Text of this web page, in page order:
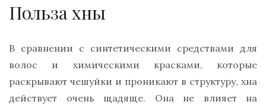
Польза хны
В сравнении с синтетическими средствами для
волос и химическими красками, которые
раскрывают чешуйки и проникают в структуру, хна
действует очень щадяще. Она не влияет на